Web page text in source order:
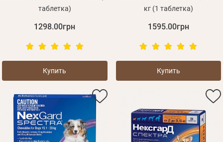
таблетка)
1298.00грн
Купить
кг (1 таблетка)
1595.00грн
Купить